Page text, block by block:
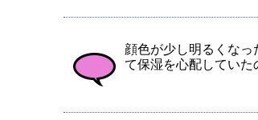
顔色が少し明るくな
て保湿を心配してい